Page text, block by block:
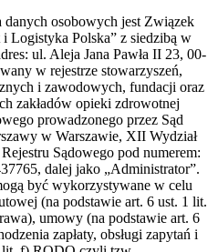
danych osobowych jest Związek
Logistyka Polska” z siedzibą w
ul. Aleja Jana Pawła II 23, 00-
w rejestrze stowarzyszeń,
i zawodowych, fundacji oraz
zakładów opieki zdrowotnej
prowadzonego przez Sąd
w Warszawie, XII Wydział
Sądowego pod numerem:
dalej jako „Administrator”.
być wykorzystywane w celu
(na podstawie art. 6 ust. 1 lit.
umowy (na podstawie art. 6
zapłaty, obsługi zapytań i